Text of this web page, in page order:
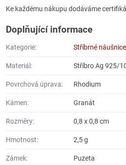
Ke každému nákupu dodáváme
Doplňující informace
Kategorie: Stříbrné náušnice
Materiál: Stříbro Ag 925/
Povrchová úprava: Rhodium
Kámen: Granát
Rozměry: 0,8 x 0,8 cm
Hmotnost: 2,5 g
Zámek: Puzeta